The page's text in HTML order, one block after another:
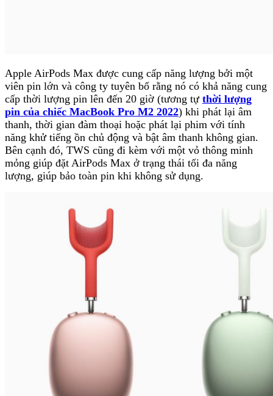
Apple AirPods Max được cung cấp năng lượng bởi một
viên pin lớn và công ty tuyên bố rằng nó có khả năng cung
cấp thời lượng pin lên đến 20 giờ (tương tự thời lượng
pin của chiếc MacBook Pro M2 2022) khi phát lại âm
thanh, thời gian đàm thoại hoặc phát lại phim với tính
năng khử tiếng ồn chủ động và bật âm thanh không gian.
Bên cạnh đó, TWS cũng đi kèm với một vỏ thông minh
mỏng giúp đặt AirPods Max ở trạng thái tối đa năng
lượng, giúp bảo toàn pin khi không sử dụng.